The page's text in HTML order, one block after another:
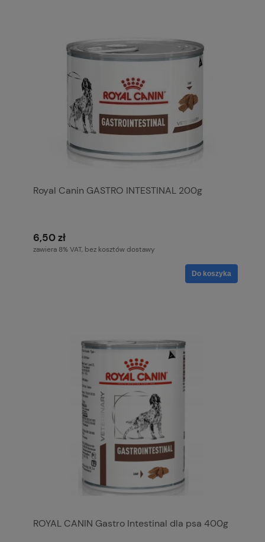
Royal Canin GASTRO INTESTINAL 200g
6,50 zł
zawiera 8% VAT, bez kosztów dostawy
Do koszyka
ROYAL CANIN Gastro Intestinal dla psa 400g